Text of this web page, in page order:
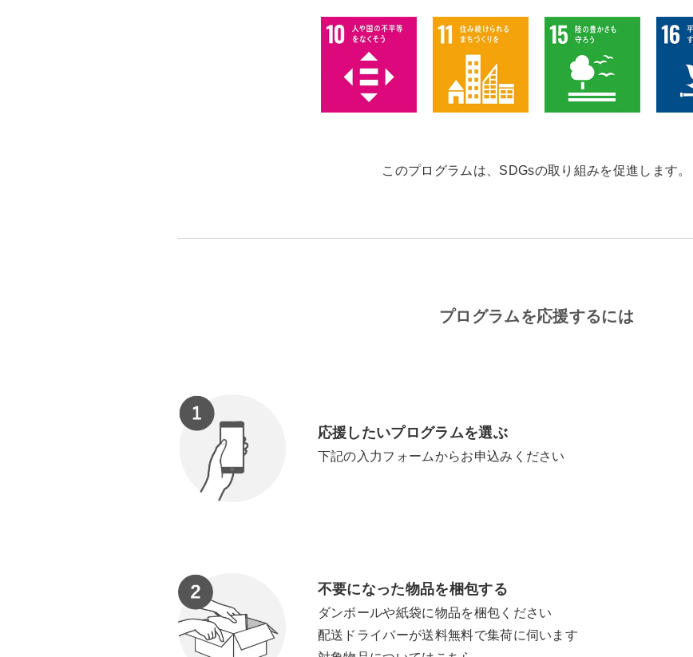
このプログラムは、SDGsの取り組みを促進します。
プログラムを応援するには
応援したいプログラムを選ぶ
下記の入力フォームからお申込みください
不要になった物品を梱包する
ダンボールや紙袋に物品を梱包ください
配送ドライバーが送料無料で集荷に伺います